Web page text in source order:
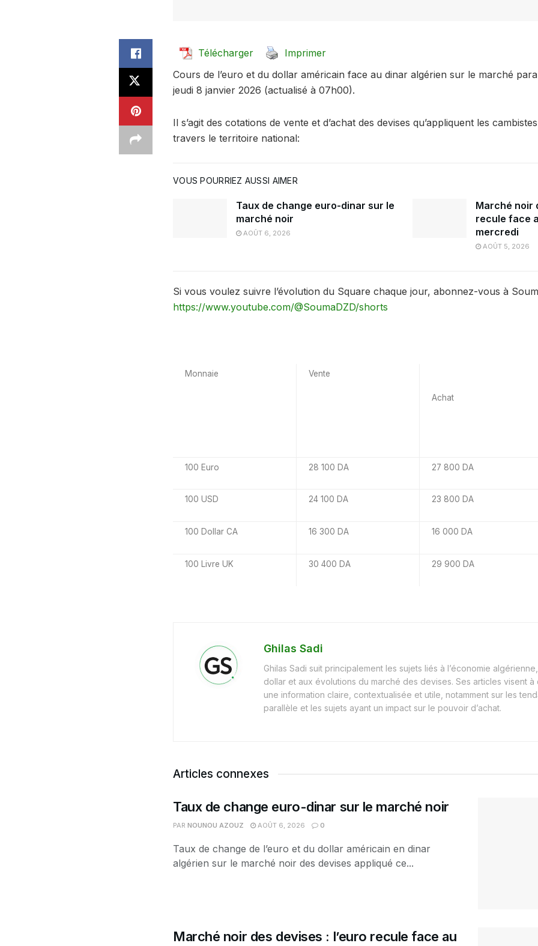
Télécharger
Imprimer
Cours de l’euro et du dollar américain face au dinar algérien sur le marché
jeudi 8 janvier 2026 (actualisé à 07h00).
Il s’agit des cotations de vente et d’achat des devises qu’appliquent les
travers le territoire national:
VOUS POURRIEZ AUSSI AIMER
Taux de change euro-dinar sur le
marché noir
AOÛT 6, 2026
Marché noir
recule face
mercredi
AOÛT 5, 2026
Si vous voulez suivre l’évolution du Square chaque jour, abonnez-vous à
https://www.youtube.com/@SoumaDZD/shorts
Monnaie Vente
Achat
100 Euro 28 100 DA 27 800 DA
100 USD 24 100 DA 23 800 DA
100 Dollar CA 16 300 DA 16 000 DA
100 Livre UK 30 400 DA 29 900 DA
Ghilas Sadi
Ghilas Sadi suit principalement les sujets liés à l’économie
dollar et aux évolutions du marché des devises. Ses articles visent
une information claire, contextualisée et utile, notamment sur les
parallèle et les sujets ayant un impact sur le pouvoir d’achat.
Articles connexes
Taux de change euro-dinar sur le marché noir
PAR NOUNOU AZOUZ AOÛT 6, 2026 0
Taux de change de l’euro et du dollar américain en dinar
algérien sur le marché noir des devises appliqué ce...
Marché noir des devises : l’euro recule face au